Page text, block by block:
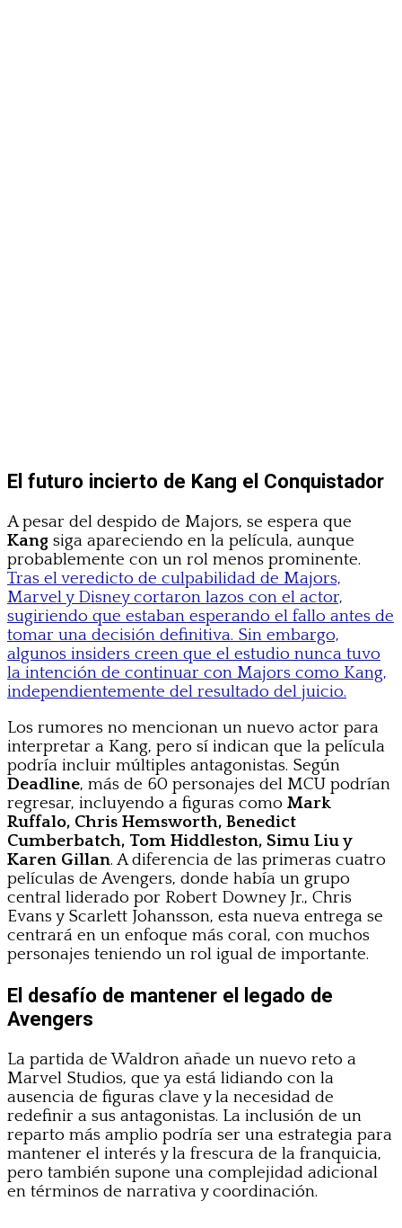
El futuro incierto de Kang el Conquistador
A pesar del despido de Majors, se espera que
Kang siga apareciendo en la película, aunque
probablemente con un rol menos prominente.
Tras el veredicto de culpabilidad de Majors,
Marvel y Disney cortaron lazos con el actor,
sugiriendo que estaban esperando el fallo antes de
tomar una decisión definitiva. Sin embargo,
algunos insiders creen que el estudio nunca tuvo
la intención de continuar con Majors como Kang,
independientemente del resultado del juicio.
Los rumores no mencionan un nuevo actor para
interpretar a Kang, pero sí indican que la película
podría incluir múltiples antagonistas. Según
Deadline, más de 60 personajes del MCU podrían
regresar, incluyendo a figuras como Mark
Ruffalo, Chris Hemsworth, Benedict
Cumberbatch, Tom Hiddleston, Simu Liu y
Karen Gillan. A diferencia de las primeras cuatro
películas de Avengers, donde había un grupo
central liderado por Robert Downey Jr., Chris
Evans y Scarlett Johansson, esta nueva entrega se
centrará en un enfoque más coral, con muchos
personajes teniendo un rol igual de importante.
El desafío de mantener el legado de
Avengers
La partida de Waldron añade un nuevo reto a
Marvel Studios, que ya está lidiando con la
ausencia de figuras clave y la necesidad de
redefinir a sus antagonistas. La inclusión de un
reparto más amplio podría ser una estrategia para
mantener el interés y la frescura de la franquicia,
pero también supone una complejidad adicional
en términos de narrativa y coordinación.